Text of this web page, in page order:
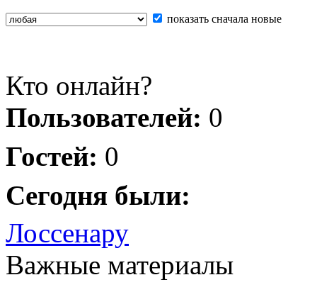
показать сначала новые
Кто онлайн?
Пользователей: 0
Гостей: 0
Сегодня были:
Лоссенару
Важные материалы